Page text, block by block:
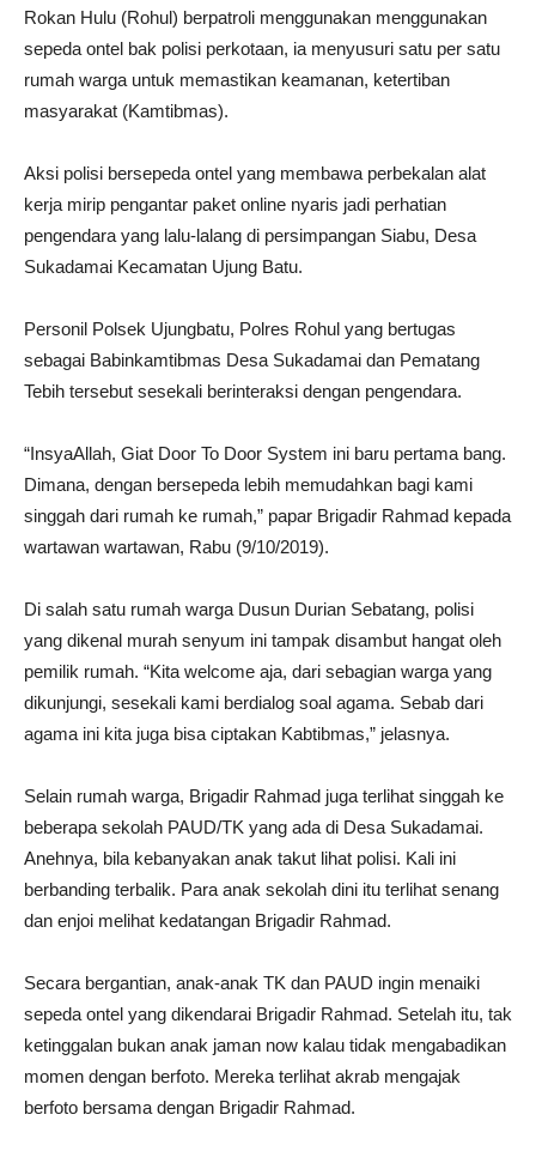
Rokan Hulu (Rohul) berpatroli menggunakan menggunakan
sepeda ontel bak polisi perkotaan, ia menyusuri satu per satu
rumah warga untuk memastikan keamanan, ketertiban
masyarakat (Kamtibmas).
Aksi polisi bersepeda ontel yang membawa perbekalan alat
kerja mirip pengantar paket online nyaris jadi perhatian
pengendara yang lalu-lalang di persimpangan Siabu, Desa
Sukadamai Kecamatan Ujung Batu.
Personil Polsek Ujungbatu, Polres Rohul yang bertugas
sebagai Babinkamtibmas Desa Sukadamai dan Pematang
Tebih tersebut sesekali berinteraksi dengan pengendara.
“InsyaAllah, Giat Door To Door System ini baru pertama bang.
Dimana, dengan bersepeda lebih memudahkan bagi kami
singgah dari rumah ke rumah,” papar Brigadir Rahmad kepada
wartawan wartawan, Rabu (9/10/2019).
Di salah satu rumah warga Dusun Durian Sebatang, polisi
yang dikenal murah senyum ini tampak disambut hangat oleh
pemilik rumah. “Kita welcome aja, dari sebagian warga yang
dikunjungi, sesekali kami berdialog soal agama. Sebab dari
agama ini kita juga bisa ciptakan Kabtibmas,” jelasnya.
Selain rumah warga, Brigadir Rahmad juga terlihat singgah ke
beberapa sekolah PAUD/TK yang ada di Desa Sukadamai.
Anehnya, bila kebanyakan anak takut lihat polisi. Kali ini
berbanding terbalik. Para anak sekolah dini itu terlihat senang
dan enjoi melihat kedatangan Brigadir Rahmad.
Secara bergantian, anak-anak TK dan PAUD ingin menaiki
sepeda ontel yang dikendarai Brigadir Rahmad. Setelah itu, tak
ketinggalan bukan anak jaman now kalau tidak mengabadikan
momen dengan berfoto. Mereka terlihat akrab mengajak
berfoto bersama dengan Brigadir Rahmad.